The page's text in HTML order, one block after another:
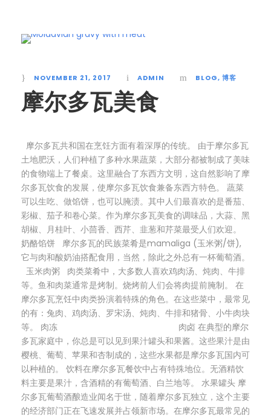
NOVEMBER 21, 2017 ADMIN BLOG, 博客
摩尔多瓦美食
摩尔多瓦共和国在烹饪方面有着深厚的传统。 由于摩尔多瓦
土地肥沃，人们种植了多种水果蔬菜，大部分都被制成了美味
的食物端上了餐桌。这里融合了东西方文明，这自然影响了摩
尔多瓦饮食的发展，使摩尔多瓦饮食兼备东西方特色。 蔬菜
可以生吃、做馅饼，也可以腌渍。其中人们最喜欢的是番茄、
彩椒、茄子和卷心菜。作为摩尔多瓦美食的调味品，大蒜、黑
胡椒、月桂叶、小茴香、西芹、韭葱和芹菜最受人们欢迎。
奶酪馅饼 摩尔多瓦的民族菜肴是mamaliga (玉米粥/饼),
它与肉和酸奶油搭配食用，当然，除此之外总有一杯葡萄酒。
玉米肉粥 肉类菜肴中，大多数人喜欢鸡肉汤、炖肉、牛排
等。鱼和肉菜通常是烤制。烧烤前人们会将肉提前腌制。 在
摩尔多瓦烹饪中肉类扮演着特殊的角色。在这些菜中，最常见
的有：兔肉、鸡肉汤、罗宋汤、炖肉、牛排和猪骨、小牛肉块
等。 肉冻 肉卤 在典型的摩尔
多瓦家庭中，你总是可以见到果汁罐头和果酱。这些果汁是由
樱桃、葡萄、苹果和杏制成的，这些水果都是摩尔多瓦国内可
以种植的。 饮料在摩尔多瓦餐饮中占有特殊地位。无酒精饮
料主要是果汁，含酒精的有葡萄酒、白兰地等。 水果罐头 摩
尔多瓦葡萄酒酿造业闻名于世，随着摩尔多瓦独立，这个主要
的经济部门正在飞速发展并占领新市场。在摩尔多瓦最常见的